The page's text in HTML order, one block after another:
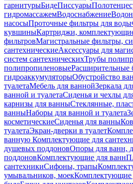
гарнитурыБидеПиссуары
гидромассажемВодоснабжение
насосыПроточные фильтры для воды
кувшиныКартриджи,
фильтровМагистральные фильтры,
сантехническиеАксессуары для
систем сантехническихТрубы
полипропиленовыеРасширительные
гидроаккумуляторыОбустройство
туалетаМебель для ваннойЗеркала
ванной и туалетаСиденья и чехлы
карнизы для ванныСтеклянные,
ванныНаборы для ванной и туалета
косметическиеСиденья для ванны
туалетаЭкран-дверки в туалет
ванную Комплектующие для
душевых поддоновОпоры для ванн,
поддоновКомплектующие для ванн
сантехникиСифоны, трапы
умывальников, моекКомплектующие